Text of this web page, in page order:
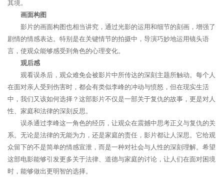
其境。
画面构图
影片的画面构图也相当讲究，通过光影的运用和细节的刻画，增强了
剧情的情感表达。特别是在关键情节的拍摄中，导演巧妙地运用镜头语
言，使观众能够感受到角色的心理变化。
观后感
观看误杀后，观众难免会被影片中所传达的深刻主题所触动。每个人
在面对亲人受到伤害时，都会有类似李峰的冲动与愤怒，但在现实生活
中，我们又该如何选择？这部影片不仅是一部关于复仇的故事，更是对人
性、家庭和法律的深刻反思。
误杀通过李峰这一角色的经历，让观众在震撼中思考正义与复仇的关
系。无论是法律的无能为力，还是家庭的责任，影片都让人深思。它给观
众留下的不是简单的情感宣泄，而是一种对社会与人性的深刻理解。希望
这部电影能够引发更多关于法律、道德与家庭的讨论，让人们在面对困境
时，能够做出更明智的选择。